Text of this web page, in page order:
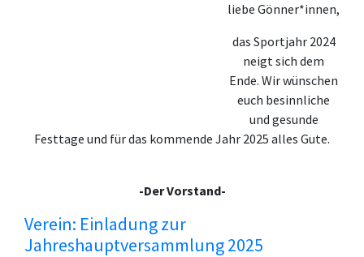
liebe Gönner*innen,
das Sportjahr 2024
neigt sich dem
Ende. Wir wünschen
euch besinnliche
und gesunde
Festtage und für das kommende Jahr 2025 alles Gute.
-Der Vorstand-
Verein: Einladung zur
Jahreshauptversammlung 2025